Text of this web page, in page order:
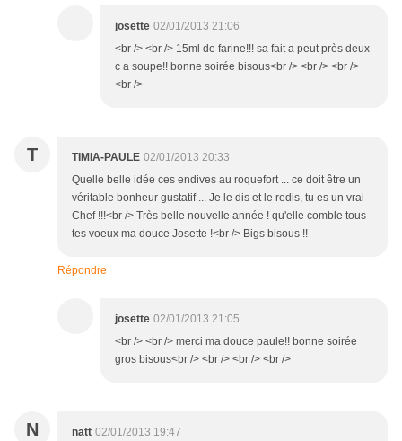
josette 02/01/2013 21:06
<br /> <br /> 15ml de farine!!! sa fait a peut près deux
c a soupe!! bonne soirée bisous<br /> <br /> <br />
<br />
T TIMIA-PAULE 02/01/2013 20:33
Quelle belle idée ces endives au roquefort ... ce doit être un
véritable bonheur gustatif ... Je le dis et le redis, tu es un vrai
Chef !!!<br /> Très belle nouvelle année ! qu'elle comble tous
tes voeux ma douce Josette !<br /> Bigs bisous !!
Répondre
josette 02/01/2013 21:05
<br /> <br /> merci ma douce paule!! bonne soirée
gros bisous<br /> <br /> <br /> <br />
N natt 02/01/2013 19:47